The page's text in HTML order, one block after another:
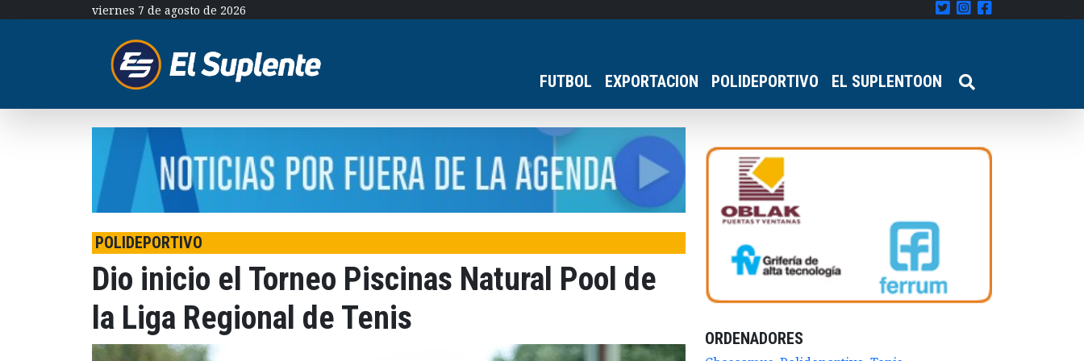
viernes 7 de agosto de 2026
FUTBOL EXPORTACION POLIDEPORTIVO EL SUPLENTOON
POLIDEPORTIVO
Dio inicio el Torneo Piscinas Natural Pool de
la Liga Regional de Tenis
ORDENADORES